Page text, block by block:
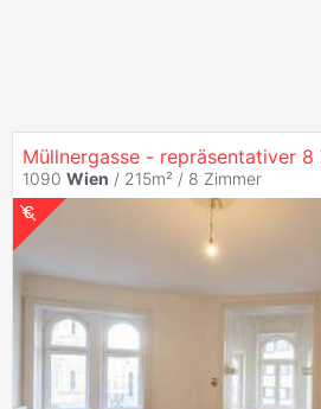
1090 Wien / 215m² / 8 Zimmer